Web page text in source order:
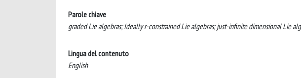
Parole chiave
graded Lie algebras; Ideally r-constrained Lie algebras; just-infinite dimensional Lie
Lingua del contenuto
English